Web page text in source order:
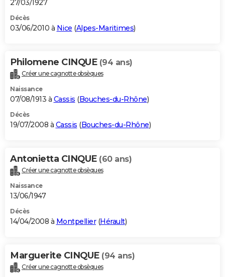
27/03/1927
Décès
03/06/2010 à Nice (Alpes-Maritimes)
Philomene CINQUE (94 ans)
Créer une cagnotte obsèques
Naissance
07/08/1913 à Cassis (Bouches-du-Rhône)
Décès
19/07/2008 à Cassis (Bouches-du-Rhône)
Antonietta CINQUE (60 ans)
Créer une cagnotte obsèques
Naissance
13/06/1947
Décès
14/04/2008 à Montpellier(Hérault)
Marguerite CINQUE (94 ans)
Créer une cagnotte obsèques